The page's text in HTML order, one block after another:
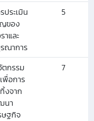
ประเมิน
ของ
าและ
ณาการ
5
ตกรรม
พื่อการ
งจาก
นา
ษฐกิจ
7